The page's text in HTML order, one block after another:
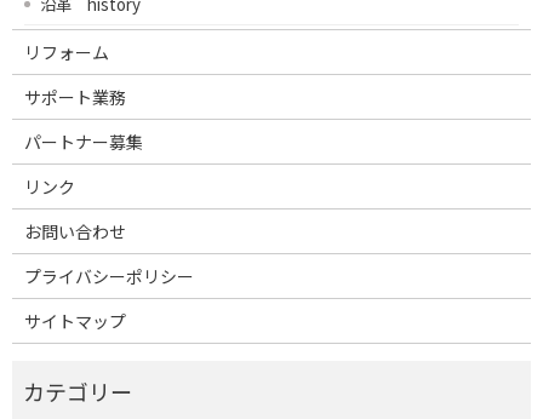
リフォーム
サポート業務
パートナー募集
リンク
お問い合わせ
プライバシーポリシー
サイトマップ